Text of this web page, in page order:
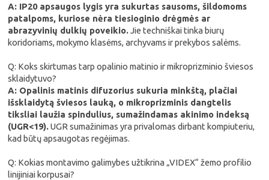
A: IP20 apsaugos lygis yra sukurtas sausoms, šildomoms
patalpoms, kuriose nėra tiesioginio drėgmės ar
abrazyvinių dulkių poveikio.Jie techniškai tinka biurų
koridoriams, mokymo klasėms, archyvams ir prekybos salėms.
Q: Koks skirtumas tarp opalinio matinio ir mikroprizminio šviesos
sklaidytuvo?
A: Opalinis matinis difuzorius sukuria minkštą, plačiai
išsklaidytą šviesos lauką, o mikroprizminis dangtelis
tiksliai laužia spindulius, sumažindamas akinimo indeksą
(UGR<19).UGR sumažinimas yra privalomas dirbant kompiuteriu,
kad būtų apsaugotas regėjimas.
Q: Kokias montavimo galimybes užtikrina „VIDEX“ žemo profilio
linijiniai korpusai?